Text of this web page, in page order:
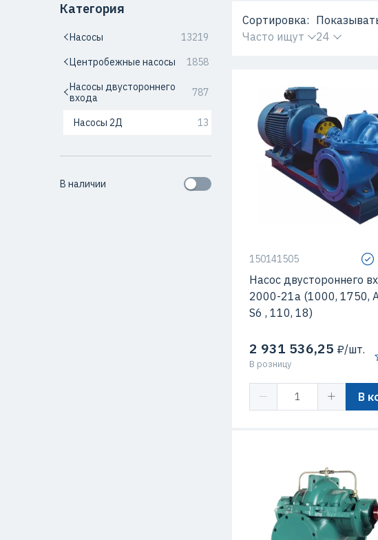
Категория
Насосы
13219
Центробежные насосы
1858
Насосы двустороннего
входа
787
Насосы 2Д 13
В наличии
Сортировка:
Часто ищут
24
Мощность
Подача
Максимальный напор
Макс. Скорость вращения
150141505
Насос двустороннего
2000-21а (1000, 1750,
S6 , 110, 18)
2 931 536,25 ₽/шт.
В розницу
В